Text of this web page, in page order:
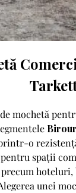
mochetă
o
spații
unei